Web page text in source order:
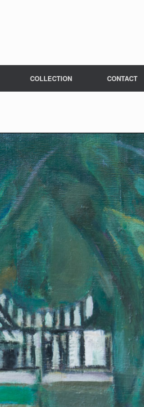
COLLECTION CONTACT